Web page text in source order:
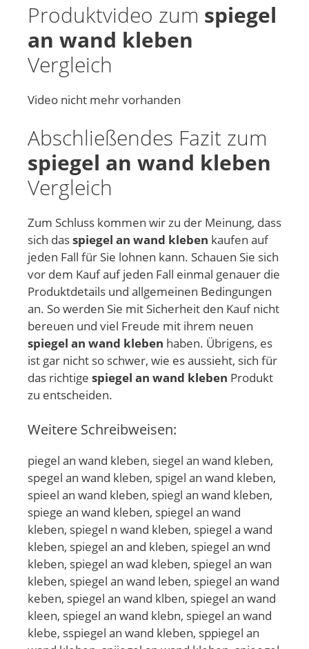
Produktvideo zum spiegel
an wand kleben
Vergleich
Video nicht mehr vorhanden
Abschließendes Fazit zum
spiegel an wand kleben
Vergleich
Zum Schluss kommen wir zu der Meinung, dass
sich dasspiegel an wand kleben kaufen auf
jeden Fall für Sie lohnen kann. Schauen Sie sich
vor dem Kauf auf jeden Fall einmal genauer die
Produktdetails und allgemeinen Bedingungen
an. So werden Sie mit Sicherheit den Kauf nicht
bereuen und viel Freude mit ihrem neuen
spiegel an wand kleben haben. Übrigens, es
ist gar nicht so schwer, wie es aussieht, sich für
das richtige spiegel an wand kleben Produkt
zu entscheiden.
Weitere Schreibweisen:
piegel an wand kleben, siegel an wand kleben,
spegel an wand kleben, spigel an wand kleben,
spieel an wand kleben, spiegl an wand kleben,
spiege an wand kleben, spiegel an wand
kleben, spiegel n wand kleben, spiegel a wand
kleben, spiegel an and kleben, spiegel an wnd
kleben, spiegel an wad kleben, spiegel an wan
kleben, spiegel an wand leben, spiegel an wand
keben, spiegel an wand klben, spiegel an wand
kleen, spiegel an wand klebn, spiegel an wand
klebe, sspiegel an wand kleben, sppiegel an